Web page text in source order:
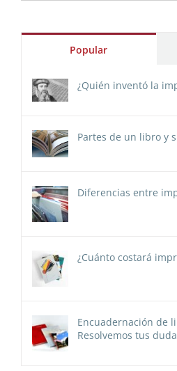
Popular
¿Quién inventó la
Partes de un libro y
Diferencias entre
¿Cuánto costará
Encuadernación de
Resolvemos tus